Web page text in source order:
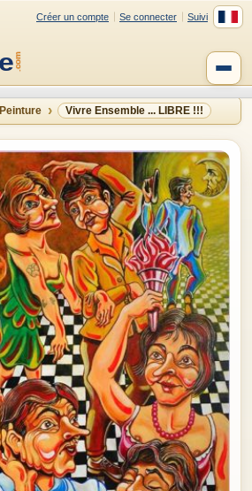
Créer un compte Se connecter Suivi
Peinture Vivre Ensemble ... LIBRE !!!